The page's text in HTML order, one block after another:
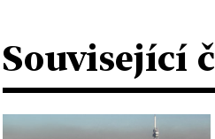
Související